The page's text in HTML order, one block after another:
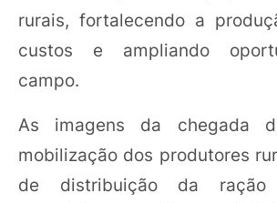
rurais, fortalecendo a
custos e ampliando
campo.
As imagens da chegada
mobilização dos produtores
de distribuição da